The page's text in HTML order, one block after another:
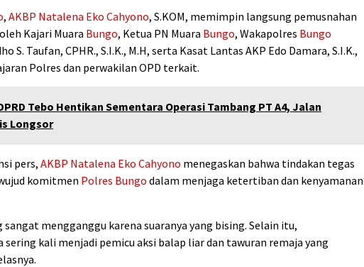
, AKBP Natalena Eko Cahyono, S.KOM, memimpin langsung pemusnahan
Kajari Muara Bungo, Ketua PN Muara Bungo, Wakapolres Bungo
S. Taufan, CPHR., S.I.K., M.H, serta Kasat Lantas AKP Edo Damara, S.I.K.,
Polres dan perwakilan OPD terkait.
Tebo Hentikan Sementara Operasi Tambang PT A4, Jalan
Longsor
pers, AKBP Natalena Eko Cahyono menegaskan bahwa tindakan tegas
komitmen Polres Bungo dalam menjaga ketertiban dan kenyamanan
mengganggu karena suaranya yang bising. Selain itu,
sering kali menjadi pemicu aksi balap liar dan tawuran remaja yang